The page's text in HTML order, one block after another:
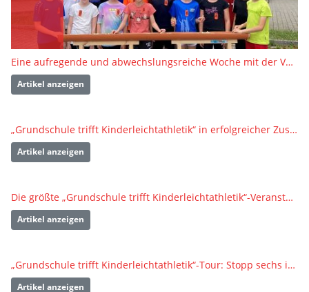
Eine aufregende und abwechslungsreiche Woche mit der Veranstaltung „Grundschule trifft Kinderleichtathletik“
Artikel anzeigen
„Grundschule trifft Kinderleichtathletik“ in erfolgreicher Zusammenarbeit mit dem TSV Blaustein
Artikel anzeigen
Die größte „Grundschule trifft Kinderleichtathletik“-Veranstaltung 2024 in Rutesheim
Artikel anzeigen
„Grundschule trifft Kinderleichtathletik“-Tour: Stopp sechs in Mühlacker
Artikel anzeigen